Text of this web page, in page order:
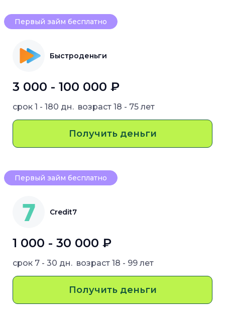
Первый займ бесплатно
Быстроденьги
3 000 - 100 000 ₽
срок 1 - 180 дн. возраст 18 - 75 лет
Получить деньги
Первый займ бесплатно
Credit7
1 000 - 30 000 ₽
срок 7 - 30 дн. возраст 18 - 99 лет
Получить деньги